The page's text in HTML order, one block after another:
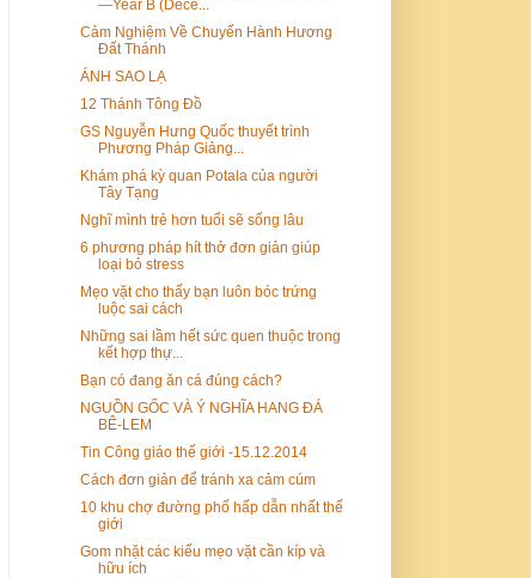
—Year B (Dece...
Cảm Nghiệm Về Chuyến Hành Hương
Đất Thánh
ÁNH SAO LẠ
12 Thánh Tông Đồ
GS Nguyễn Hưng Quốc thuyết trình
Phương Pháp Giảng...
Khám phá kỳ quan Potala của người
Tây Tạng
Nghĩ mình trẻ hơn tuổi sẽ sống lâu
6 phương pháp hít thở đơn giản giúp
loại bỏ stress
Mẹo vặt cho thấy bạn luôn bóc trứng
luộc sai cách
Những sai lầm hết sức quen thuộc trong
kết hợp thự...
Bạn có đang ăn cá đúng cách?
NGUỒN GỐC VÀ Ý NGHĨA HANG ĐÁ
BÊ-LEM
Tin Công giáo thế giới -15.12.2014
Cách đơn giản để tránh xa cảm cúm
10 khu chợ đường phố hấp dẫn nhất thế
giới
Gom nhặt các kiểu mẹo vặt cần kíp và
hữu ích